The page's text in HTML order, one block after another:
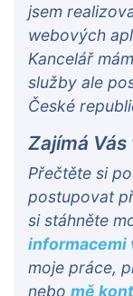
jsem
webových
Kancelář
služby ale
České
Zajímá
Přečtěte si
postupovat
si stáhněte
informacemi
moje práce,
nebo mě